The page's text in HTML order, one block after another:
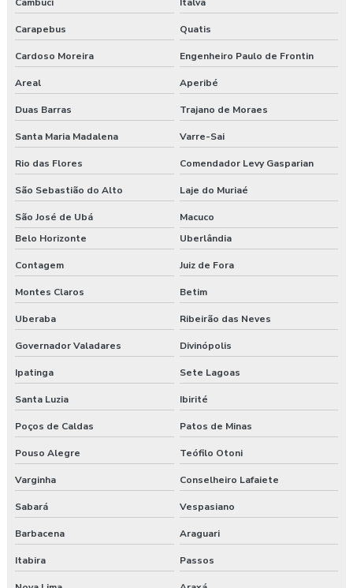
Cambuci Italva
Carapebus Quatis
Cardoso Moreira Engenheiro Paulo de Frontin
Areal Aperibé
Duas Barras Trajano de Moraes
Santa Maria Madalena Varre-Sai
Rio das Flores Comendador Levy Gasparian
São Sebastião do Alto Laje do Muriaé
São José de Ubá
Macuco
Belo Horizonte
Uberlândia
Contagem Juiz de Fora
Montes Claros Betim
Uberaba Ribeirão das Neves
Governador Valadares Divinópolis
Ipatinga Sete Lagoas
Santa Luzia Ibirité
Poços de Caldas Patos de Minas
Pouso Alegre Teófilo Otoni
Varginha Conselheiro Lafaiete
Sabará Vespasiano
Barbacena Araguari
Itabira Passos